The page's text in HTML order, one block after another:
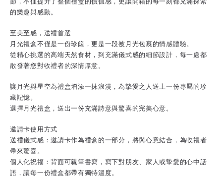
的樂趣與感動。
至美至感，送禮首選
月光禮盒不僅是一份珍饈，更是一段被月光包裹的情感體驗。
從精心挑選的高端天然食材，到充滿儀式感的細節設計，每一處都
散發著您對收禮者的深情厚意。
讓月光與星空為禮盒增添一抹浪漫，為摯愛之人送上一份專屬的珍
藏記憶。
選擇月光禮盒，送出一份充滿詩意與驚喜的完美心意。
邀請卡使用方式
送禮儀式感：邀請卡作為禮盒的一部分，將與心意結合，為收禮者
帶來驚喜。
個人化祝福：背面可親筆書寫，寫下對朋友、家人或摯愛的心中話
語，讓每一份禮盒都帶有獨特溫度。